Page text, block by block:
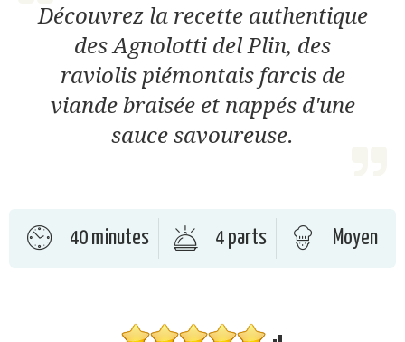
Découvrez la recette authentique
des Agnolotti del Plin, des
raviolis piémontais farcis de
viande braisée et nappés d'une
sauce savoureuse.
40 minutes 4 parts Moyen